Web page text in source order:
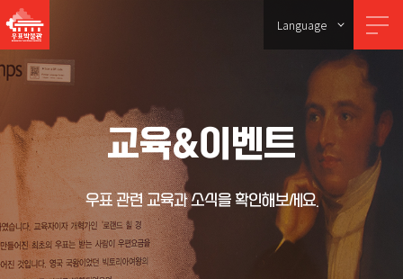
Language
교육&이벤트
우표 관련 교육과 소식을 확인해보세요.